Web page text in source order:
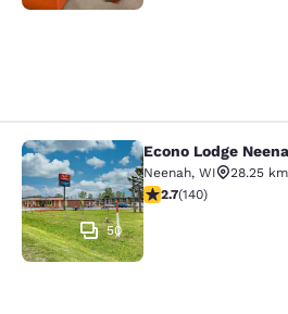
Econo Lodge Neenah
50
Econo Lodge
Neenah, WI
28.25 km
classificação 2.7
2.7(140)